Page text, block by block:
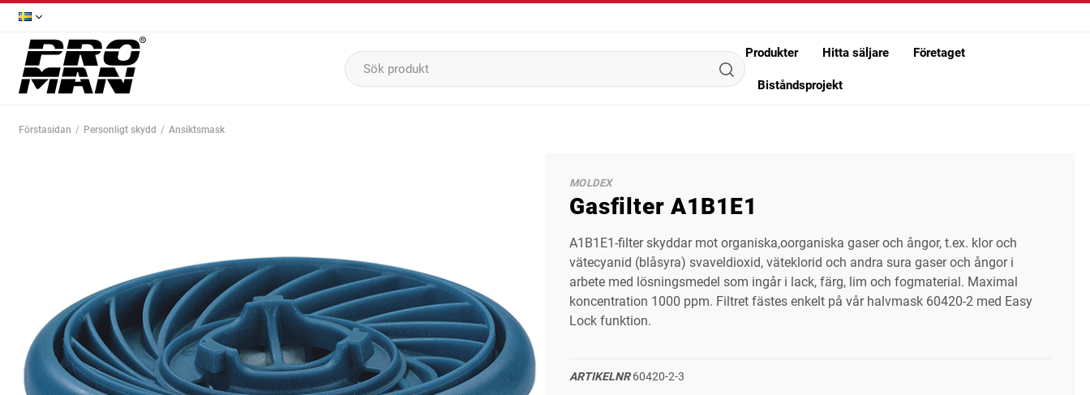
Produkter Hitta säljare Företaget
Biståndsprojekt
Förstasidan Personligt skydd Ansiktsmask
MOLDEX
Gasfilter A1B1E1
A1B1E1-filter skyddar mot organiska,oorganiska gaser och ångor, t.ex. klor och
vätecyanid (blåsyra) svaveldioxid, väteklorid och andra sura gaser och ångor i
arbete med lösningsmedel som ingår i lack, färg, lim och fogmaterial. Maximal
koncentration 1000 ppm. Filtret fästes enkelt på vår halvmask 60420-2 med Easy
Lock funktion.
ARTIKELNR60420-2-3